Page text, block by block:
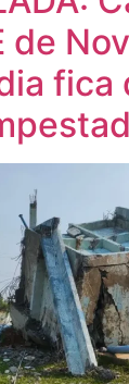
de
fica